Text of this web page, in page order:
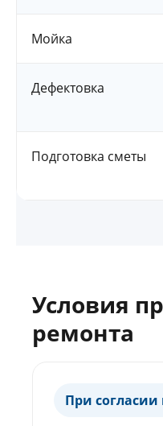
Мойка
Дефектовка
Подготовка сметы
Условия
ремонта
При